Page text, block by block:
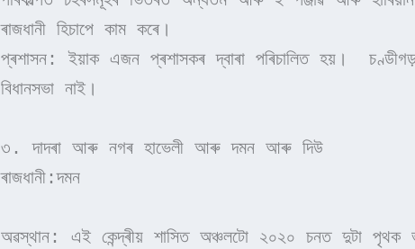
ৰাজধানী হিচাপে কাম কৰে।
প্ৰশাসন: ইয়াক এজন প্ৰশাসকৰ দ্বাৰা পৰিচালিত হয়।
বিধানসভা নাই।
৩. দাদৰা আৰু নগৰ হাভেলী আৰু দমন আৰু দিউ
ৰাজধানী:দমন
অৱস্থান: এই কেন্দ্ৰীয় শাসিত অঞ্চলটো ২০২০ চনত দুটা পৃথক